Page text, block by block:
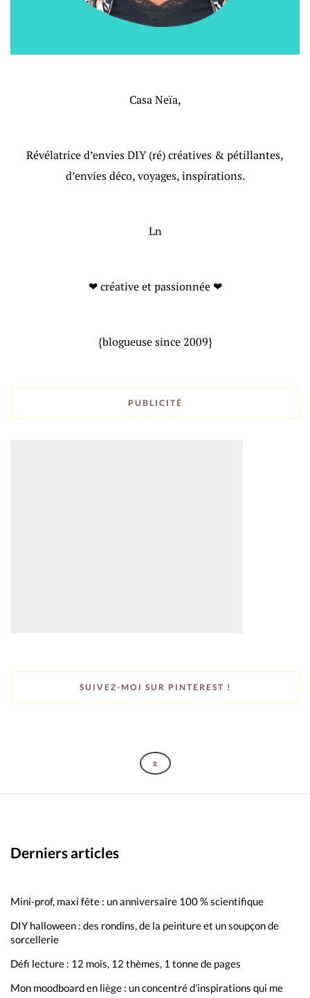
Casa Neïa,
Révélatrice d’envies DIY (ré) créatives & pétillantes,
d’envies déco, voyages, inspirations.
Ln
❤ créative et passionnée ❤
{blogueuse since 2009}
PUBLICITÉ
SUIVEZ-MOI SUR PINTEREST !
Derniers articles
Mini-prof, maxi fête : un anniversaire 100 % scientifique
DIY halloween : des rondins, de la peinture et un soupçon de
sorcellerie
Défi lecture : 12 mois, 12 thèmes, 1 tonne de pages
Mon moodboard en liège : un concentré d’inspirations qui me